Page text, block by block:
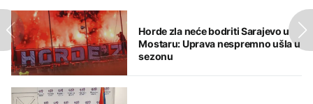
Horde zla neće bodriti Sarajevo u
Mostaru: Uprava nespremno ušla u
sezonu